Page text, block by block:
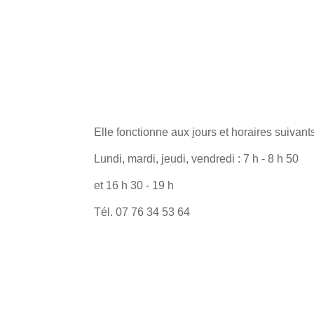
Elle fonctionne aux jours et horaires
Lundi, mardi, jeudi, vendredi : 7 h - 8 h 50
et 16 h 30 - 19 h
Tél. 07 76 34 53 64